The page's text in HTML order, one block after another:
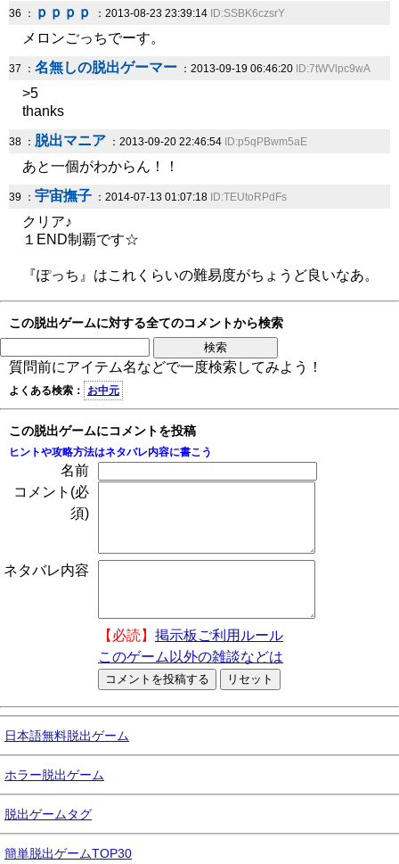
36 ： ｐｐｐｐ ：2013-08-23 23:39:14 ID:SSBK6czsrY
メロンごっちでーす。
37 ： 名無しの脱出ゲーマー ：2013-09-19 06:46:20 ID:7tWVlpc9wA
>5
thanks
38 ： 脱出マニア ：2013-09-20 22:46:54 ID:p5qPBwm5aE
あと一個がわからん！！
39 ： 宇宙撫子 ：2014-07-13 01:07:18 ID:TEUtoRPdFs
クリア♪
１END制覇です☆
『ぽっち』はこれくらいの難易度がちょうど良いなあ。
この脱出ゲームに対する全てのコメントから検索
質問前にアイテム名などで一度検索してみよう！
よくある検索： お中元
この脱出ゲームにコメントを投稿
ヒントや攻略方法はネタバレ内容に書こう
名前
コメント(必
須)
ネタバレ内容
【必読】 掲示板ご利用ルール
このゲーム以外の雑談などは
日本語無料脱出ゲーム
ホラー脱出ゲーム
脱出ゲームタグ
簡単脱出ゲームTOP30